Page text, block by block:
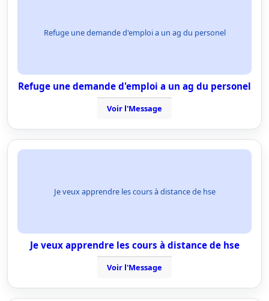
Refuge une demande d'emploi a un ag du personel
Refuge une demande d'emploi a un ag du personel
Voir l'Message
Je veux apprendre les cours à distance de hse
Je veux apprendre les cours à distance de hse
Voir l'Message